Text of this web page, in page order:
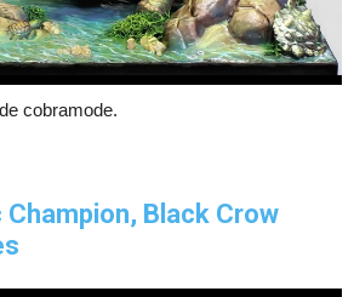
cobramode.
Champion, Black Crow